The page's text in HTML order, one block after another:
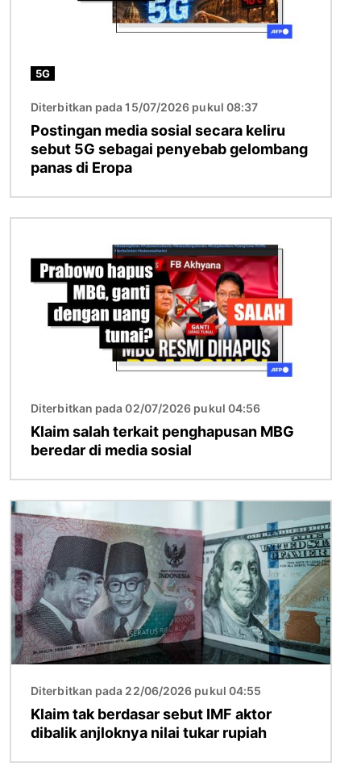
5G
Diterbitkan pada 15/07/2026 pukul 08:37
Postingan media sosial secara keliru
sebut 5G sebagai penyebab gelombang
panas di Eropa
Diterbitkan pada 02/07/2026 pukul 04:56
Klaim salah terkait penghapusan MBG
beredar di media sosial
Gambar
Diterbitkan pada 22/06/2026 pukul 04:55
Klaim tak berdasar sebut IMF aktor
dibalik anjloknya nilai tukar rupiah